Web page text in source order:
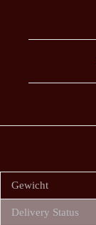
Gewicht
Delivery Status